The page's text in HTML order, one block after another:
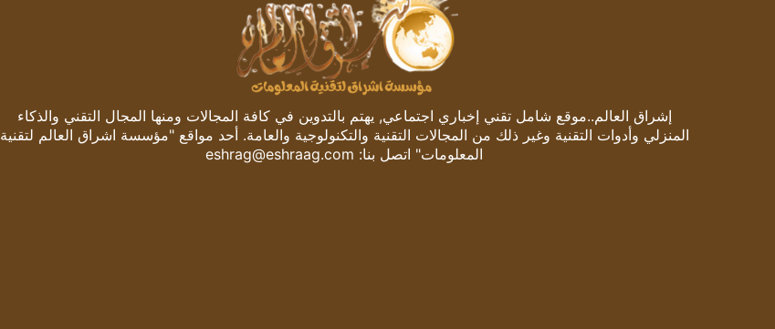
إشراق العالم..موقع شامل تقني إخباري اجتماعي, يهتم بالتدوين في كافة المجالات ومنها المجال التقني والذكاء
المنزلي وأدوات التقنية وغير ذلك من المجالات التقنية والتكنولوجية والعامة. أحد مواقع "مؤسسة اشراق العالم لتقنية
المعلومات" اتصل بنا: eshrag@eshraag.com